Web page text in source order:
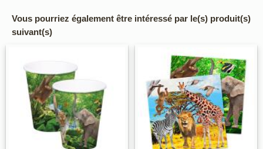
Vous pourriez également être intéressé par le(s) produit(s)
suivant(s)